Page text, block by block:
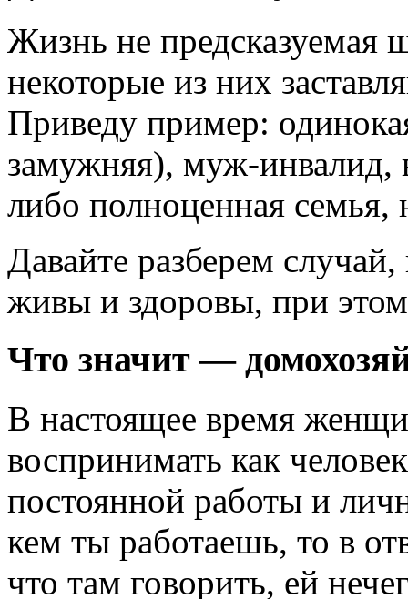
Жизнь не предсказуемая
некоторые из них
Приведу пример:
замужняя), муж-инвалид,
либо полноценная
Давайте разберем
живы и здоровы, при
Что значит —
В настоящее время
воспринимать как
постоянной работы и
кем ты работаешь, то в
что там говорить, ей